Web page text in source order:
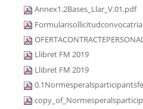
Annex1.2Bases_Llar_V.01.pdf
Llibret FM 2019
Llibret FM 2019